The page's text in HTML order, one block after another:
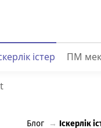
: Топ және Жоба Басқармасы Архитектура Бюросында
істер ПМ
Блог → Іскерлік